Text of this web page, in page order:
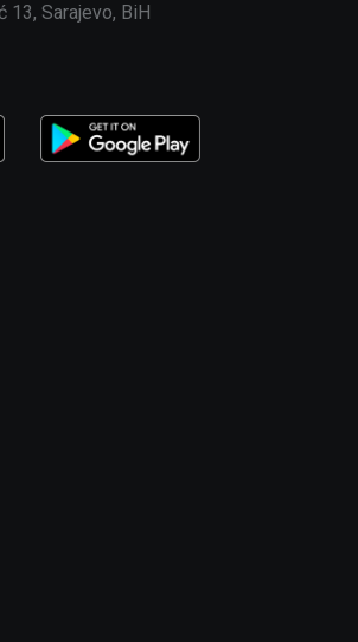
13, Sarajevo, BiH